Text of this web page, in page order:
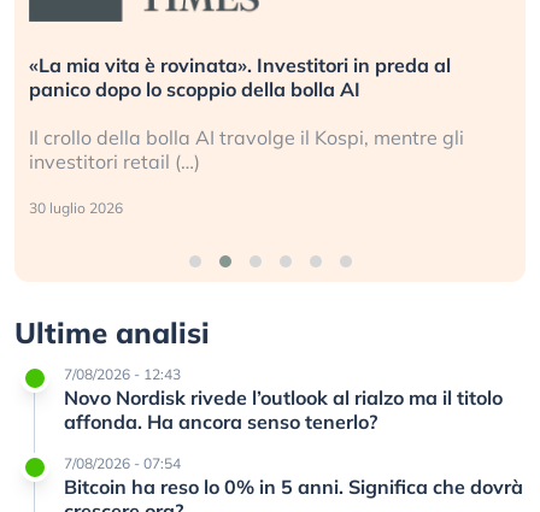
«La mia vita è rovinata». Investitori in preda al
panico dopo lo scoppio della bolla AI
Il crollo della bolla AI travolge il Kospi, mentre gli
investitori retail (…)
30 luglio 2026
Ultime analisi
7/08/2026 - 12:43
Novo Nordisk rivede l’outlook al rialzo ma il titolo
affonda. Ha ancora senso tenerlo?
7/08/2026 - 07:54
Bitcoin ha reso lo 0% in 5 anni. Significa che dovrà